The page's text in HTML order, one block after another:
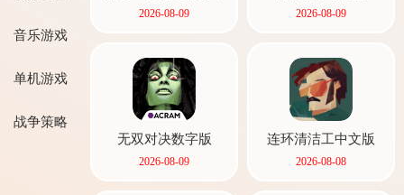
音乐游戏
单机游戏
战争策略
极版
2026-08-09 2026-08-09
无双对决数字版
2026-08-09
连环清洁工中文版
2026-08-08